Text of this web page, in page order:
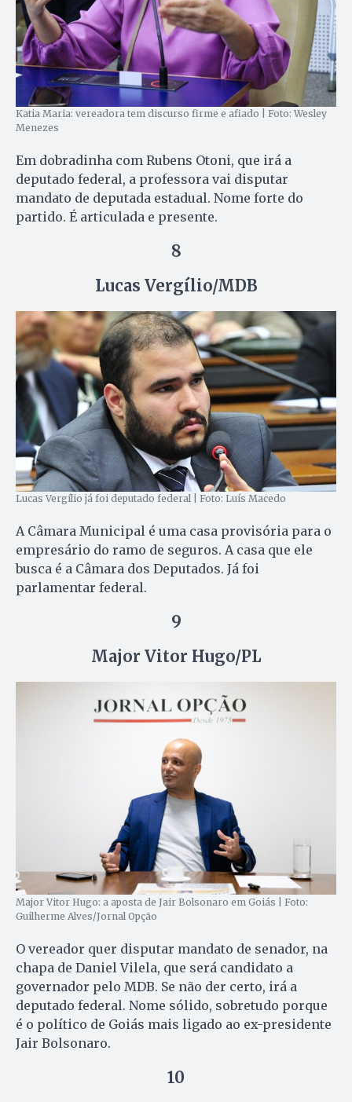
Katia Maria: vereadora tem discurso firme e afiado | Foto: Wesley
Menezes
Em dobradinha com Rubens Otoni, que irá a
deputado federal, a professora vai disputar
mandato de deputada estadual. Nome forte do
partido. É articulada e presente.
8
Lucas Vergílio/MDB
Lucas Vergílio já foi deputado federal | Foto: Luís Macedo
A Câmara Municipal é uma casa provisória para o
empresário do ramo de seguros. A casa que ele
busca é a Câmara dos Deputados. Já foi
parlamentar federal.
9
Major Vitor Hugo/PL
Major Vitor Hugo: a aposta de Jair Bolsonaro em Goiás | Foto:
Guilherme Alves/Jornal Opção
O vereador quer disputar mandato de senador, na
chapa de Daniel Vilela, que será candidato a
governador pelo MDB. Se não der certo, irá a
deputado federal. Nome sólido, sobretudo porque
é o político de Goiás mais ligado ao ex-presidente
Jair Bolsonaro.
10